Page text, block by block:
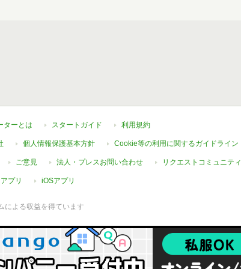
ターとは スタートガイド 利用規約
個人情報保護基本方針 Cookie等の利用に関するガイドライン
ご意見 法人・プレスお問い合わせ リクエストコミュニティ
プリ iOSアプリ
による収益を得ています